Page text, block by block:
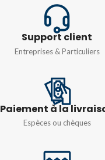
Support client
Entreprises & Particuliers
Paiement à la
Espèces ou chèques